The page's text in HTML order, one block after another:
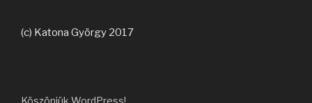
(c) Katona György 2017
Köszönjük WordPress!